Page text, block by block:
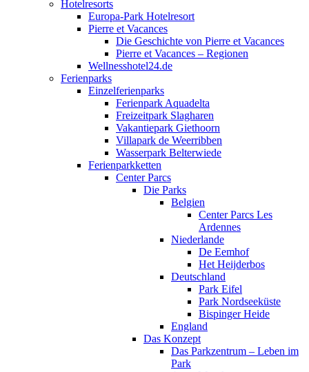
Hotelresorts
Europa-Park Hotelresort
Pierre et Vacances
Die Geschichte von Pierre et Vacances
Pierre et Vacances – Regionen
Wellnesshotel24.de
Ferienparks
Einzelferienparks
Ferienpark Aquadelta
Freizeitpark Slagharen
Vakantiepark Giethoorn
Villapark de Weerribben
Wasserpark Belterwiede
Ferienparkketten
Center Parcs
Die Parks
Belgien
Center Parcs Les
Ardennes
Niederlande
De Eemhof
Het Heijderbos
Deutschland
Park Eifel
Park Nordseeküste
Bispinger Heide
England
Das Konzept
Das Parkzentrum – Leben im
Park